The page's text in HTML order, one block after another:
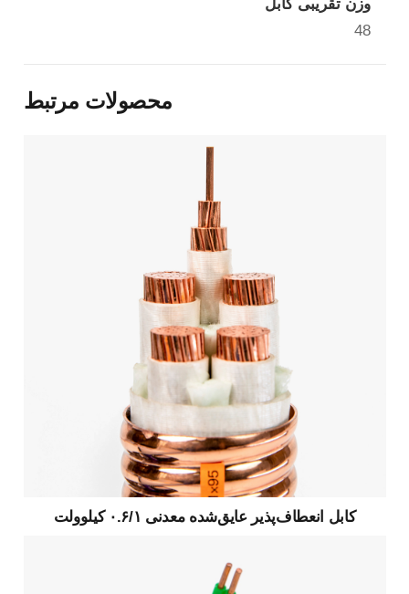
وزن تقریبی کابل
48
محصولات مرتبط
کابل انعطاف‌پذیر عایق‌شده معدنی ۰.۶/۱ کیلوولت